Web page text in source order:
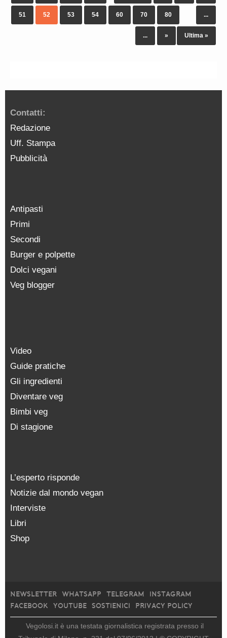
51 52 53 54 ...
60 70 80
... » Ultima »
Contatti:
Redazione
Uff. Stampa
Pubblicità
Antipasti
Primi
Secondi
Burger e polpette
Dolci vegani
Veg blogger
Video
Guide pratiche
Gli ingredienti
Diventare veg
Bimbi veg
Di stagione
L’esperto risponde
Notizie dal mondo vegan
Interviste
Libri
Shop
NEWSLETTER WHATSAPP TELEGRAM
INSTAGRAM
FACEBOOK
YOUTUBE SOSTIENICI PRIVACY POLICY
Vegolosi.it è una testata giornalistica registrata presso il